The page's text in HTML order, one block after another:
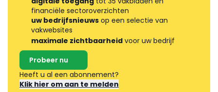
financiële sectoroverzichten
uw bedrijfsnieuws op een selectie van
vakwebsites
maximale zichtbaarheid voor uw bedrijf
Probeer nu
Heeft u al een abonnement?
Klik hier om aan te melden